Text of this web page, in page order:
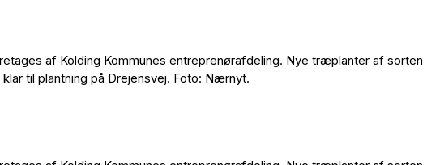
af Kolding Kommunes entreprenørafdeling. Nye træplanter af sorten
til plantning på Drejensvej. Foto: Nærnyt.